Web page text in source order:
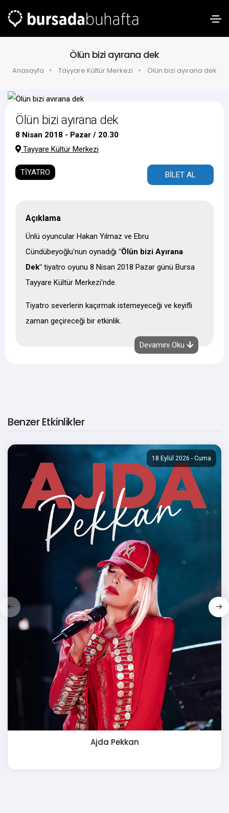
Ölün bizi ayırana dek
Anasayfa Tayyare Kültür Merkezi Ölün bizi ayırana dek
Ölün bizi ayırana dek
8 Nisan 2018 - Pazar / 20.30
Tayyare Kültür Merkezi
TİYATRO BİLET AL
Açıklama
Ünlü oyuncular Hakan Yılmaz ve Ebru
Cündübeyoğlu'nun oynadığı "Ölün bizi Ayırana
Dek" tiyatro oyunu 8 Nisan 2018 Pazar günü Bursa
Tayyare Kültür Merkezi'nde.
Tiyatro severlerin kaçırmak istemeyeceği ve keyifli
zaman geçireceği bir etkinlik.
Bu tiyatro oyunu Türkiye'nin bir çok yerinde farklı
boşanmaya karar vermiş bir çifttir. Boşanmadan bir
gece önce, kendilerine düzenlenen bir “kutlama”
partisi ardından, sabah uyandıklarında ise birbirlerini
sızmış olarak aynı yatakta bulurlar. Bir gece öncesine
dair çok az şey hatırlayan Cansu ve Serdar’ı bekleyen
asıl sürpriz salondaki kanepede uzanmakta olan
cesettir. Ne yapacağını bilemeyen çiftimiz bir yandan
“Hangimiz katil?” sorusuna yanıt ararken bir yandan
da ilişkilerini, evliliklerini, geçmişlerini, kendilerini
bulundukları noktaya taşıyan olayları yeniden
değerlendirecek ve karşılarına çıkacak bambaşka
sürprizlerle mücadele etmeye çalışacaktır.
Bursadabuhafta.com'u takip ederek siz de haftanızı
nasıl geçireceğinizi planlayın.
Devamını Oku
Benzer Etkinlikler
18 Eylül 2026 - Cuma
Ajda Pekkan